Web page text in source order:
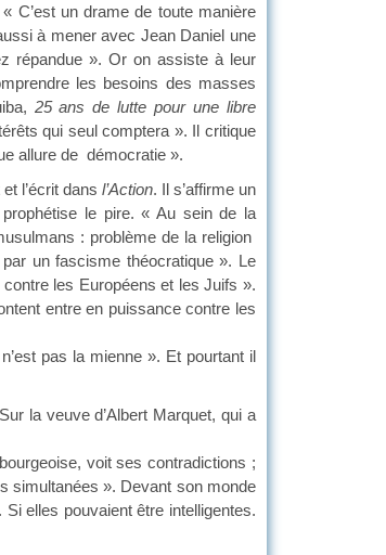
C’est un drame de toute manière
à mener avec Jean Daniel une
répandue ». Or on assiste à leur
les besoins des masses
25 ans de lutte pour une libre
qui seul comptera ». Il critique
allure de démocratie ».
l’écrit dans l’Action. Il s’affirme un
le pire. « Au sein de la
: problème de la religion
un fascisme théocratique ». Le
les Européens et les Juifs ».
entre en puissance contre les
pas la mienne ». Et pourtant il
la veuve d’Albert Marquet, qui a
voit ses contradictions ;
simultanées ». Devant son monde
elles pouvaient être intelligentes.